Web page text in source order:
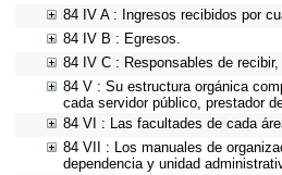
84 IV A : Ingresos recibidos por
84 IV B : Egresos.
84 IV C : Responsables de
84 V : Su estructura orgánica
cada servidor público, prestador
84 VI : Las facultades de cada
84 VII : Los manuales de
dependencia y unidad